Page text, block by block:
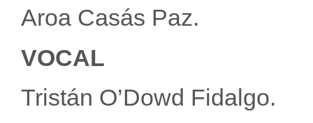
Aroa Casás Paz.
VOCAL
Tristán O’Dowd Fidalgo.